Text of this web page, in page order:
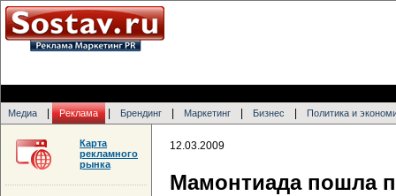
Медиа Реклама Брендинг Маркетинг Бизнес Политика и
12.03.2009
Мамонтиада пошла
Карта
рекламного
рынка